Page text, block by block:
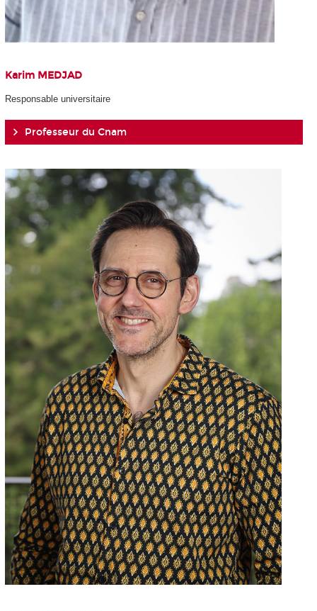
Karim MEDJAD
Responsable universitaire
Professeur du Cnam